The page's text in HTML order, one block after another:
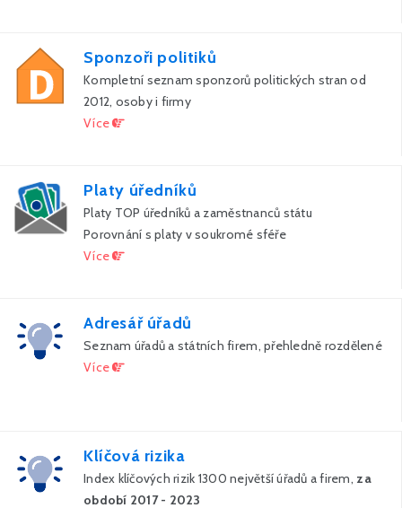
Sponzoři politiků
Kompletní seznam sponzorů politických stran od
2012, osoby i firmy
Více
Platy úředníků
Platy TOP úředníků a zaměstnanců státu
Porovnání s platy v soukromé sféře
Více
Adresář úřadů
Seznam úřadů a státních firem, přehledně rozdělené
Více
Klíčová rizika
Index klíčových rizik 1300 největší úřadů a firem, za
období 2017 - 2023